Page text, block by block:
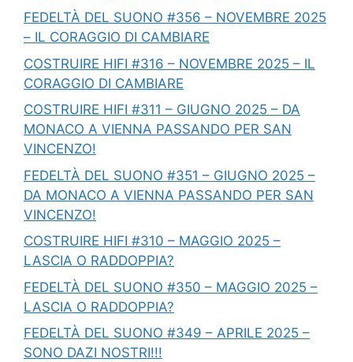
FEDELTÀ DEL SUONO #356 – NOVEMBRE 2025
– IL CORAGGIO DI CAMBIARE
COSTRUIRE HIFI #316 – NOVEMBRE 2025 – IL
CORAGGIO DI CAMBIARE
COSTRUIRE HIFI #311 – GIUGNO 2025 – DA
MONACO A VIENNA PASSANDO PER SAN
VINCENZO!
FEDELTÀ DEL SUONO #351 – GIUGNO 2025 –
DA MONACO A VIENNA PASSANDO PER SAN
VINCENZO!
COSTRUIRE HIFI #310 – MAGGIO 2025 –
LASCIA O RADDOPPIA?
FEDELTÀ DEL SUONO #350 – MAGGIO 2025 –
LASCIA O RADDOPPIA?
FEDELTÀ DEL SUONO #349 – APRILE 2025 –
SONO DAZI NOSTRI!!!